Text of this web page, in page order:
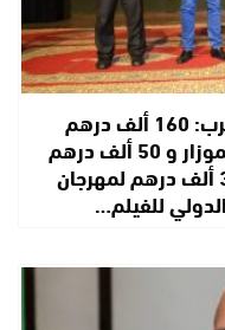
دعم المهرجانات السينمائية بالمغرب: 160 ألف درهم
لمهرجان فاس و80 ألف درهم لإيموزار و 50 ألف درهم
لمهرجان سينما المقهى بتازة و30 ألف درهم لمهرجان